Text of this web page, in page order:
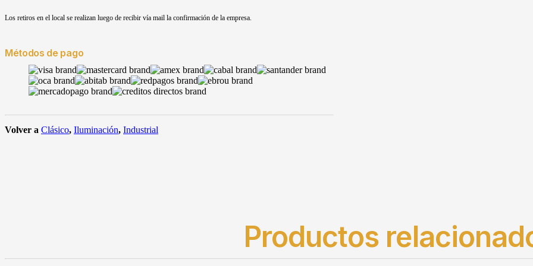
Los retiros en el local se realizan luego de recibir vía mail la confirmación de la empresa.
Métodos de pago
Volver a Clásico, Iluminación, Industrial
Productos